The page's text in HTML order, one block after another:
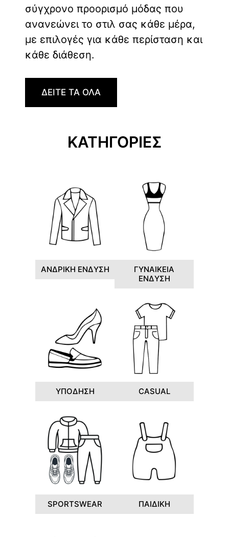
σύγχρονο προορισμό μόδας που
ανανεώνει το στιλ σας κάθε μέρα,
με επιλογές για κάθε περίσταση και
κάθε διάθεση.
ΔΕΙΤΕ ΤΑ ΟΛΑ
ΚΑΤΗΓΟΡΙΕΣ
ΑΝΔΡΙΚΗ ΕΝΔΥΣΗ
ΓΥΝΑΙΚΕΙΑ
ΕΝΔΥΣΗ
ΥΠΟΔΗΣΗ CASUAL
SPORTSWEAR ΠΑΙΔΙΚΗ